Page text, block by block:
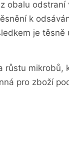
obalu
k
je
růstu mikrobů,
pro zboží